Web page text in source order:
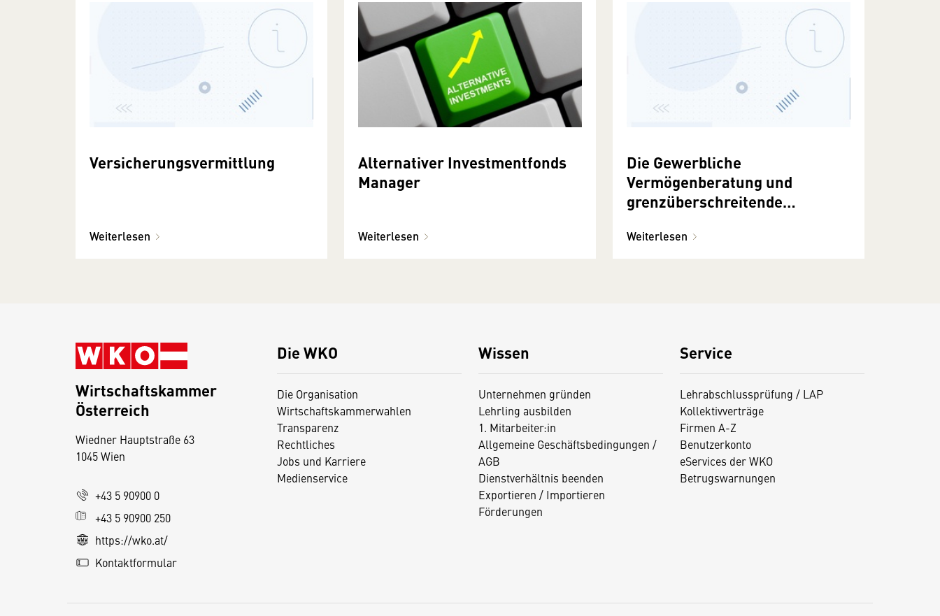
Versicherungsvermittlung
Weiterlesen
Alternativer Investmentfonds
Manager
Weiterlesen
Die Gewerbliche
Vermögenberatung und
grenzüberschreitende
Weiterlesen
Die WKO
Die Organisation
Wirtschaftskammerwahlen
Transparenz
Rechtliches
Jobs und Karriere
Medienservice
Wissen
Unternehmen gründen
Lehrling ausbilden
1. Mitarbeiter:in
Allgemeine Geschäftsbedingungen /
AGB
Dienstverhältnis beenden
Exportieren / Importieren
Förderungen
Service
Lehrabschlussprüfung / LAP
Kollektivverträge
Firmen A-Z
Benutzerkonto
eServices der WKO
Betrugswarnungen
Wirtschaftskammer
Österreich
Wiedner Hauptstraße 63
1045 Wien
+43 5 90900 0
+43 5 90900 250
https://wko.at/
Kontaktformular